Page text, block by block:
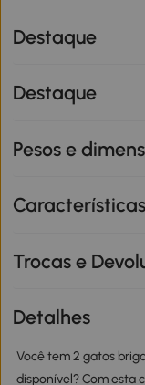
Destaque
Destaque
Pesos e
Características
Trocas e
Detalhes
Você tem 2 gatos
disponível? Com esta